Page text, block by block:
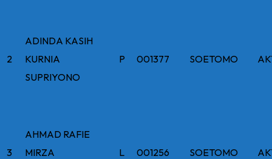
2
ADINDA KASIH
KURNIA
SUPRIYONO
P 001377 SOETOMO
3
AHMAD RAFIE
MIRZA
L 001256 SOETOMO